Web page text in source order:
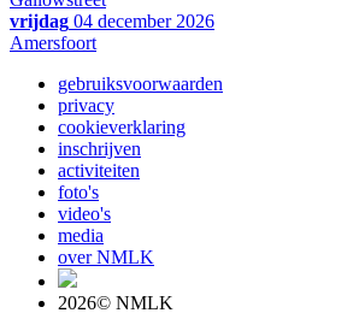
vrijdag 04 december 2026
Amersfoort
gebruiksvoorwaarden
privacy
cookieverklaring
inschrijven
activiteiten
foto's
video's
media
over NMLK
2026© NMLK